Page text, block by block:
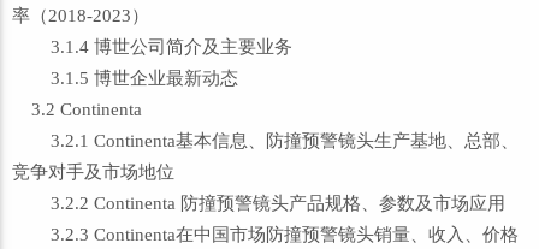
率（2018-2023）
3.1.4 博世公司简介及主要业务
3.1.5 博世企业最新动态
3.2 Continenta
3.2.1 Continenta基本信息、防撞预警镜头生产基地、总部、
竞争对手及市场地位
3.2.2 Continenta 防撞预警镜头产品规格、参数及市场应用
3.2.3 Continenta在中国市场防撞预警镜头销量、收入、价格